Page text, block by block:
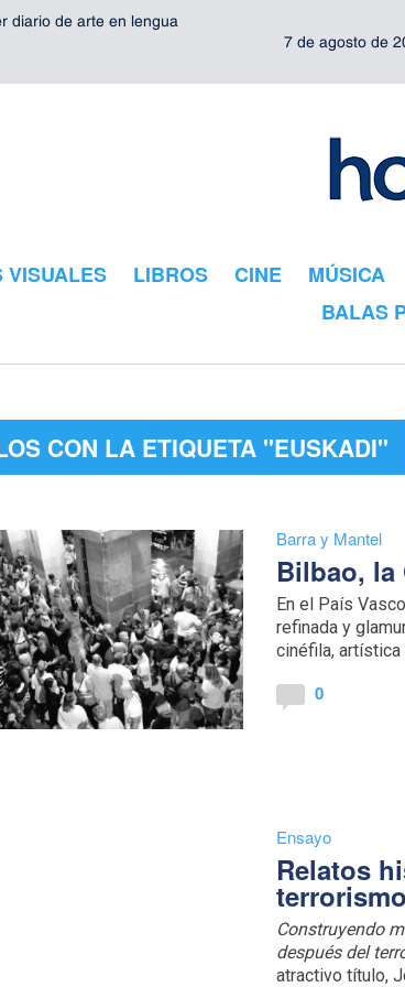
diario de arte en lengua
7 de agosto de
VISUALES LIBROS CINE MÚSICA
BALAS
CON LA ETIQUETA "EUSKADI"
Barra y Mantel
Bilbao, la
En el País
refinada y
cinéfila, artística
0
Ensayo
Relatos
terrorismo
Construyendo
después del
atractivo título,